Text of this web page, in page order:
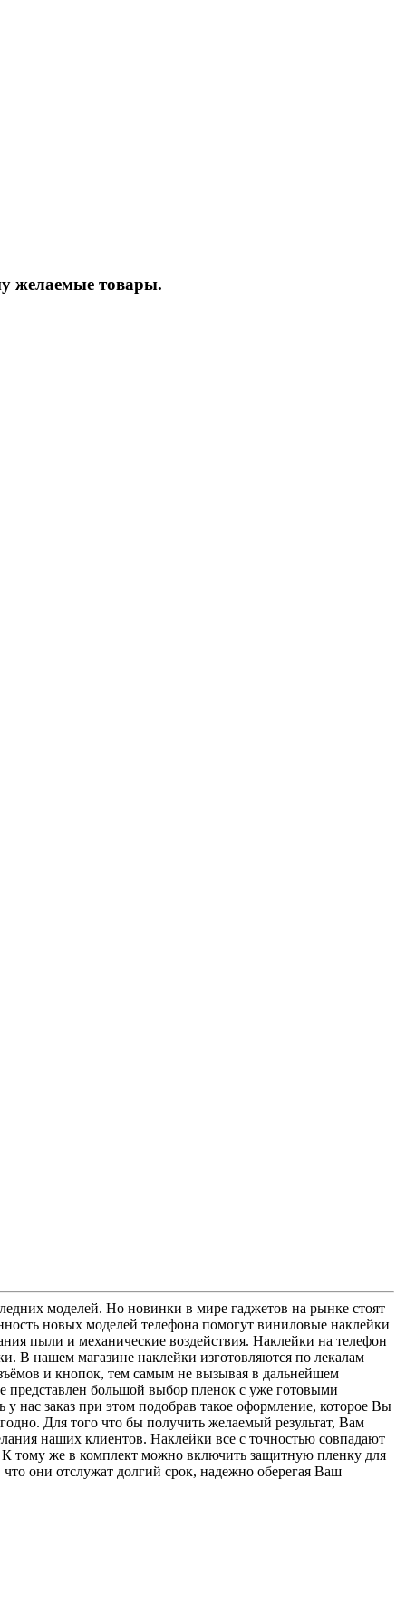
желаемые товары.
моделей. Но новинки в мире гаджетов на рынке стоят
новых моделей телефона помогут виниловые наклейки
пыли и механические воздействия. Наклейки на телефон
В нашем магазине наклейки изготовляются по лекалам
и кнопок, тем самым не вызывая в дальнейшем
большой выбор пленок с уже готовыми
нас заказ при этом подобрав такое оформление, которое Вы
Для того что бы получить желаемый результат, Вам
наших клиентов. Наклейки все с точностью совпадают
К тому же в комплект можно включить защитную пленку для
они отслужат долгий срок, надежно оберегая Ваш